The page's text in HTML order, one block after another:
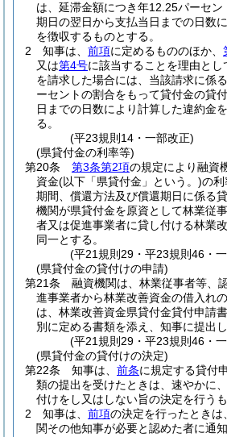
は、延滞金額につき年12.25パーセ
期日の翌日から支払当日までの日数
を徴収するものとする。
2
知事は、 前項に定めるもののほか、
又は第4号に該当することを理由と
を請求した場合には、当該請求に係
ーセントの割合をもって貸付金の貸
日までの日数により計算した違約金
る。
(平23規則14・一部改正)
(県貸付金の利率等)
第20条
第3条第2項の規定により融資
資金(以下「県貸付金」という。)の利
期間、償還方法及び償還期日に係る
機関が県貸付金を原資として林業従
者又は促進事業者に貸し付ける林業
同一とする。
(平21規則29・平23規則46・
(県貸付金の貸付けの申請)
第21条
融資機関は、林業従事者等、
進事業者から林業改善資金の借入れ
は、林業改善資金県貸付金貸付申請書
別に定める書類を添え、知事に提出
(平21規則29・平23規則46・
(県貸付金の貸付けの決定)
第22条
知事は、 前条に規定する貸付
類の提出を受けたときは、速やかに
付けをし又はしない旨の決定を行うも
2
知事は、 前項の決定を行ったとき
関その他知事が必要と認めた者に通